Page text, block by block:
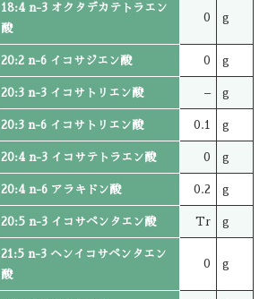
18:4 n-3 オクタデカテトラエン
酸
0 g
20:2 n-6 イコサジエン酸 0 g
20:3 n-3 イコサトリエン酸 – g
20:3 n-6 イコサトリエン酸 0.1 g
20:4 n-3 イコサテトラエン酸 0 g
20:4 n-6 アラキドン酸 0.2 g
20:5 n-3 イコサペンタエン酸 Tr g
21:5 n-3 ヘンイコサペンタエン
酸
0 g